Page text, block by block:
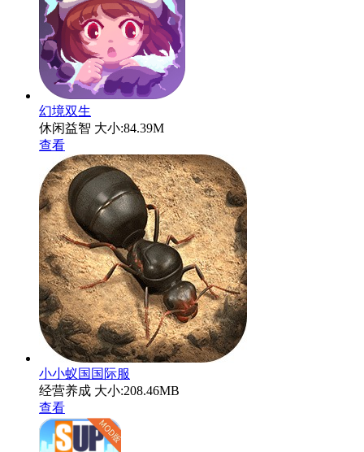
幻境双生
休闲益智 大小:84.39M
查看
小小蚁国国际服
经营养成 大小:208.46MB
查看